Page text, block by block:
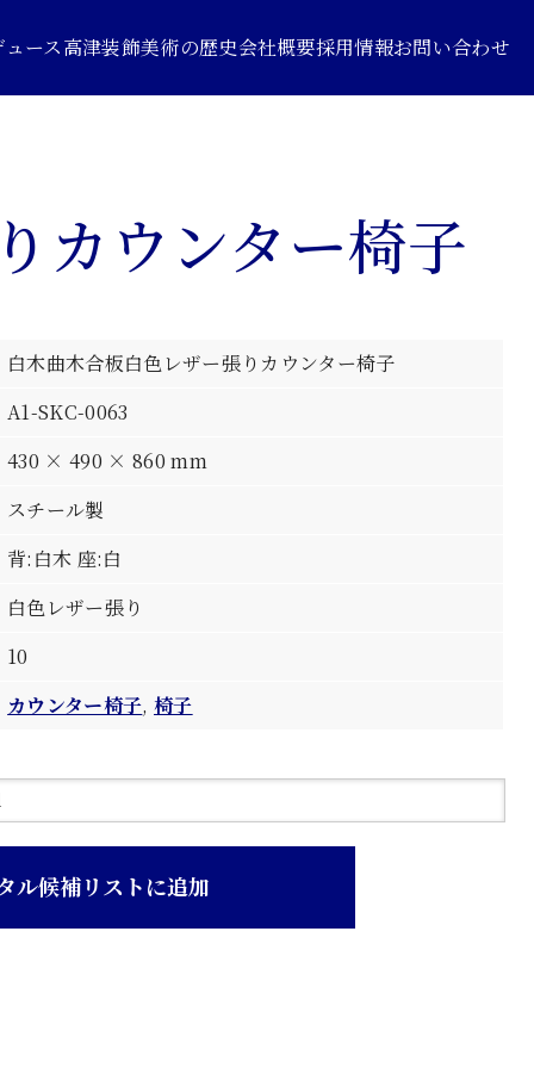
ース高津装飾美術の歴史会社概要採用情報お問い合わせ
カウンター椅子
白木曲木合板白色レザー張りカウンター椅子
A1-SKC-0063
430 × 490 × 860 mm
スチール製
背:白木 座:白
白色レザー張り
10
カウンター椅子,椅子
ル候補リストに追加